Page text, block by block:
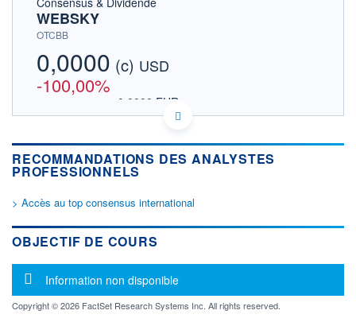
WEBSKY
OTCBB
0,0000 (c) USD
-100,00%
0,0000 EUR
DONNÉES TEMPS DIFFÉRÉ
Politique d'exécution
Cotation sur les autres places
OUVERTURE CLÔTURE VEILLE
0,0000
0
VALORISATION
RECOMMANDATIONS DES ANALYSTES
PROFESSIONNELS
> Accès au top consensus international
OBJECTIF DE COURS
Message d'information
Information non disponible
Copyright © 2026 FactSet Research Systems Inc. All rights reserved.